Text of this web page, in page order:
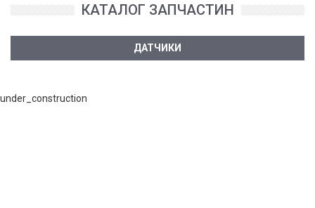
КАТАЛОГ ЗАПЧАСТИН
ДАТЧИКИ
under_construction